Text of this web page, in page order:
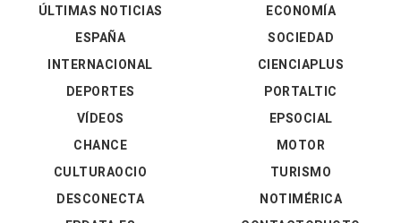
ÚLTIMAS NOTICIAS
ESPAÑA
INTERNACIONAL
DEPORTES
VÍDEOS
ECONOMÍA
SOCIEDAD
CIENCIAPLUS
PORTALTIC
EPSOCIAL
CHANCE
CULTURAOCIO
DESCONECTA
MOTOR
TURISMO
NOTIMÉRICA